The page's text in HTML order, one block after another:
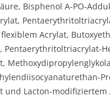
Bisphenol A-PO-
Acrylat,
Pentaerythritoltriacrylat-
und Lacton-